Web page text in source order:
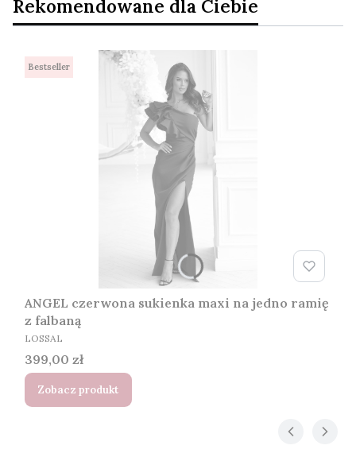
Rekomendowane dla Ciebie
Bestseller
ANGEL czerwona sukienka maxi na jedno ramię
z falbaną
PRODUCENT
LOSSAL
Cena
399,00 zł
Zobacz produkt